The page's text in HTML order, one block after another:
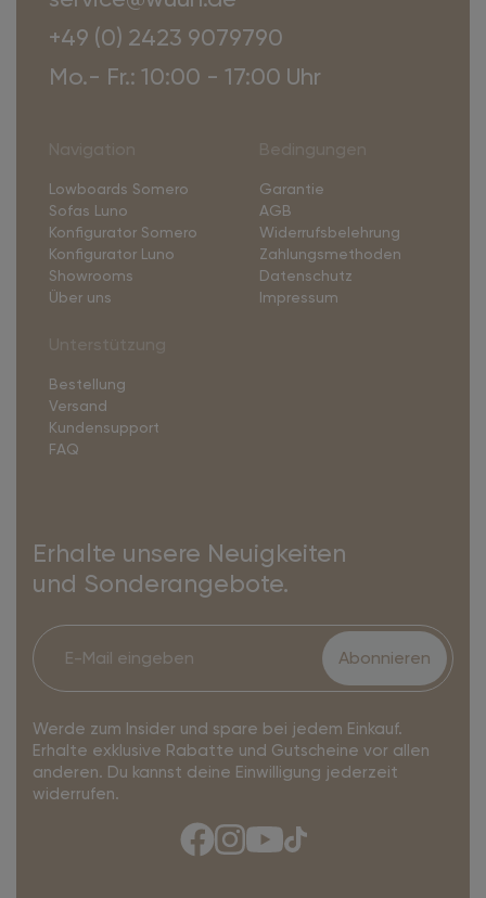
+49 (0) 2423 9079790
Mo.- Fr.: 10:00 - 17:00 Uhr
Lowboards Somero
Sofas Luno
Konfigurator Somero
Konfigurator Luno
Showrooms
Über uns
Garantie
AGB
Widerrufsbelehrung
Zahlungsmethoden
Datenschutz
Impressum
Bestellung
Versand
Kundensupport
FAQ
Erhalte unsere Neuigkeiten
und Sonderangebote.
Abonnieren
Werde zum Insider und spare bei jedem Einkauf.
Erhalte exklusive Rabatte und Gutscheine vor allen
anderen. Du kannst deine Einwilligung jederzeit
widerrufen.